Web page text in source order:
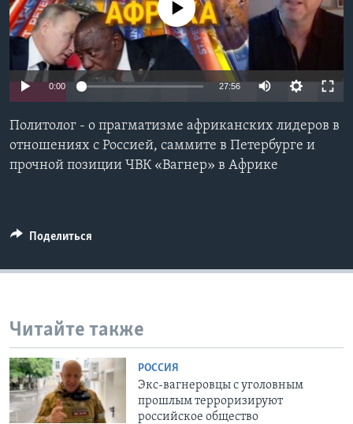
Learning English
СОЦИАЛЬНЫЕ СЕТИ
Языки
No media source currently available
0:00 27:56
Политолог - о прагматизме африканских лидеров в
отношениях с Россией, саммите в Петербурге и
прочной позиции ЧВК «Вагнер» в Африке
Поделиться
Читайте также
РОССИЯ
Экс-вагнеровцы с уголовным
прошлым терроризируют
российское общество